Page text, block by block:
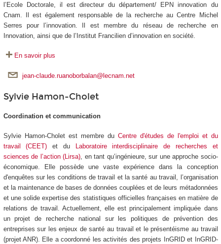
l’Ecole Doctorale, il est directeur du département/ EPN innovation du
Cnam. Il est également responsable de la recherche au Centre Michel
Serres pour l’innovation. Il est membre du réseau de recherche en
Innovation, ainsi que de l’Institut Francilien d’innovation en société.
En savoir plus
jean-claude.ruanoborbalan@lecnam.net
Sylvie Hamon-Cholet
Coordination et communication
Sylvie Hamon-Cholet est membre du Centre d'études de l'emploi et du
travail (CEET) et du
Laboratoire interdisciplinaire de recherches et
sciences de l’action (Lirsa), en tant qu’ingénieure, sur une approche socio-
économique. Elle possède une vaste expérience dans la conception
d'enquêtes sur les conditions de travail et la santé au travail, l’organisation
et la maintenance de bases de données couplées et de leurs métadonnées
et une solide expertise des statistiques officielles françaises en matière de
relations de travail. Actuellement, elle est principalement impliquée dans
un projet de recherche national sur les politiques de prévention des
entreprises sur les enjeux de santé au travail et le présentéisme au travail
(projet ANR). Elle a coordonné les activités des projets InGRID et InGRID-